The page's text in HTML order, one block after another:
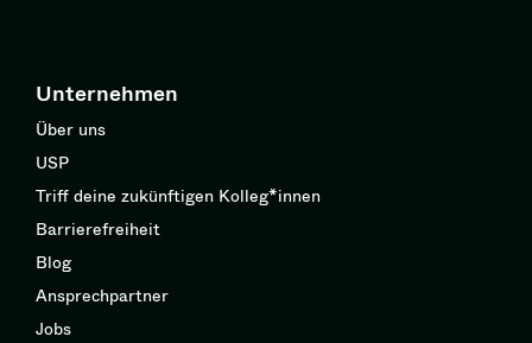
Unternehmen
Über uns
USP
Triff deine zukünftigen Kolleg*innen
Barrierefreiheit
Blog
Ansprechpartner
Jobs